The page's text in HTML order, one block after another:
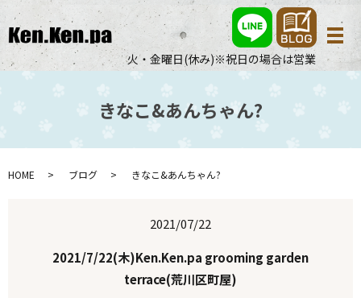
火・金曜日(休み)※祝日の場合は営業
メ
きなこ&あんちゃん?
HOME ブログ きなこ&あんちゃん?
2021/07/22
2021/7/22(木)Ken.Ken.pa grooming garden
terrace(荒川区町屋)